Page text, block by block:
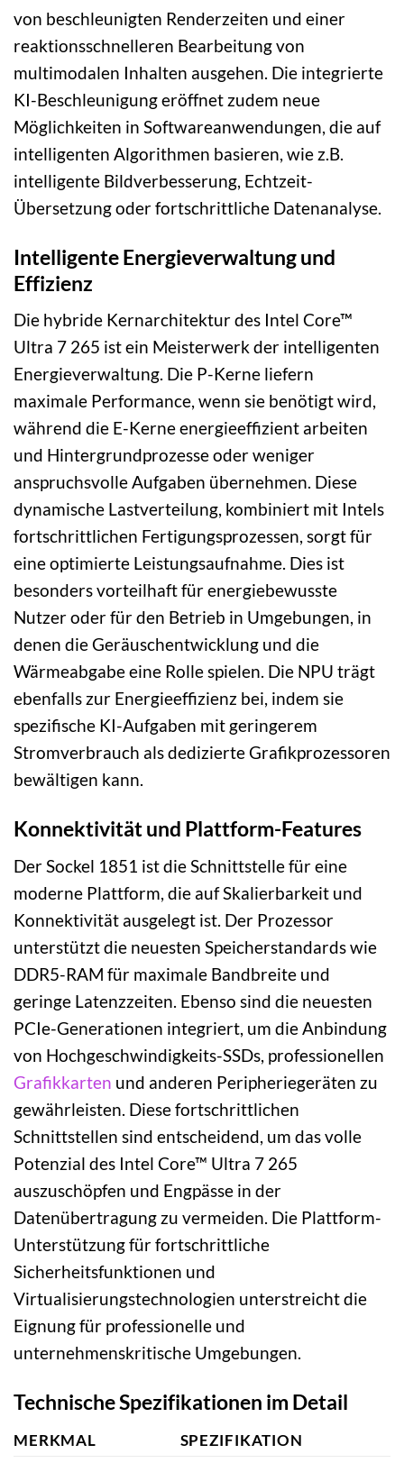
von beschleunigten Renderzeiten und einer
reaktionsschnelleren Bearbeitung von
multimodalen Inhalten ausgehen. Die integrierte
KI-Beschleunigung eröffnet zudem neue
Möglichkeiten in Softwareanwendungen, die auf
intelligenten Algorithmen basieren, wie z.B.
intelligente Bildverbesserung, Echtzeit-
Übersetzung oder fortschrittliche Datenanalyse.
Intelligente Energieverwaltung und
Effizienz
Die hybride Kernarchitektur des Intel Core™
Ultra 7 265 ist ein Meisterwerk der intelligenten
Energieverwaltung. Die P-Kerne liefern
maximale Performance, wenn sie benötigt wird,
während die E-Kerne energieeffizient arbeiten
und Hintergrundprozesse oder weniger
anspruchsvolle Aufgaben übernehmen. Diese
dynamische Lastverteilung, kombiniert mit Intels
fortschrittlichen Fertigungsprozessen, sorgt für
eine optimierte Leistungsaufnahme. Dies ist
besonders vorteilhaft für energiebewusste
Nutzer oder für den Betrieb in Umgebungen, in
denen die Geräuschentwicklung und die
Wärmeabgabe eine Rolle spielen. Die NPU trägt
ebenfalls zur Energieeffizienz bei, indem sie
spezifische KI-Aufgaben mit geringerem
Stromverbrauch als dedizierte Grafikprozessoren
bewältigen kann.
Konnektivität und Plattform-Features
Der Sockel 1851 ist die Schnittstelle für eine
moderne Plattform, die auf Skalierbarkeit und
Konnektivität ausgelegt ist. Der Prozessor
unterstützt die neuesten Speicherstandards wie
DDR5-RAM für maximale Bandbreite und
geringe Latenzzeiten. Ebenso sind die neuesten
PCIe-Generationen integriert, um die Anbindung
von Hochgeschwindigkeits-SSDs, professionellen
Grafikkarten und anderen Peripheriegeräten zu
gewährleisten. Diese fortschrittlichen
Schnittstellen sind entscheidend, um das volle
Potenzial des Intel Core™ Ultra 7 265
auszuschöpfen und Engpässe in der
Datenübertragung zu vermeiden. Die Plattform-
Unterstützung für fortschrittliche
Sicherheitsfunktionen und
Virtualisierungstechnologien unterstreicht die
Eignung für professionelle und
unternehmenskritische Umgebungen.
Technische Spezifikationen im Detail
MERKMAL SPEZIFIKATION